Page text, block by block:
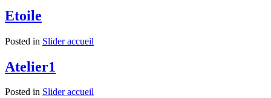
Etoile
Posted in Slider accueil
Atelier1
Posted in Slider accueil